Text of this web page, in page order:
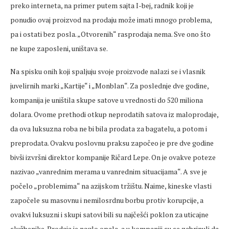
preko interneta, na primer putem sajta I-bej, radnik koji je
ponudio ovaj proizvod na prodaju može imati mnogo problema,
pa i ostati bez posla. „Otvorenih“ rasprodaja nema. Sve ono što
ne kupe zaposleni, uništava se.
Na spisku onih koji spaljuju svoje proizvode nalazi se i vlasnik
juvelirnih marki „Kartije“ i „Monblan“. Za poslednje dve godine,
kompanija je uništila skupe satove u vrednosti do 520 miliona
dolara. Ovome prethodi otkup neprodatih satova iz maloprodaje,
da ova luksuzna roba ne bi bila prodata za bagatelu, a potom i
preprodata. Ovakvu poslovnu praksu započeo je pre dve godine
bivši izvršni direktor kompanije Ričard Lepe. On je ovakve poteze
nazivao „vanrednim merama u vanrednim situacijama“. A sve je
počelo „problemima“ na azijskom tržištu. Naime, kineske vlasti
započele su masovnu i nemilosrdnu borbu protiv korupcije, a
ovakvi luksuzni i skupi satovi bili su najčešći poklon za uticajne